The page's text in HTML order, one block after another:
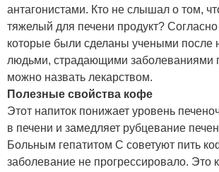
антагонистами. Кто не слышал о том,
тяжелый для печени продукт?
которые были сделаны учеными после
людьми, страдающими заболеваниями
можно назвать лекарством.
Полезные свойства кофе
Этот напиток понижает уровень
в печени и замедляет рубцевание
Больным гепатитом С советуют пить
заболевание не прогрессировало. Это